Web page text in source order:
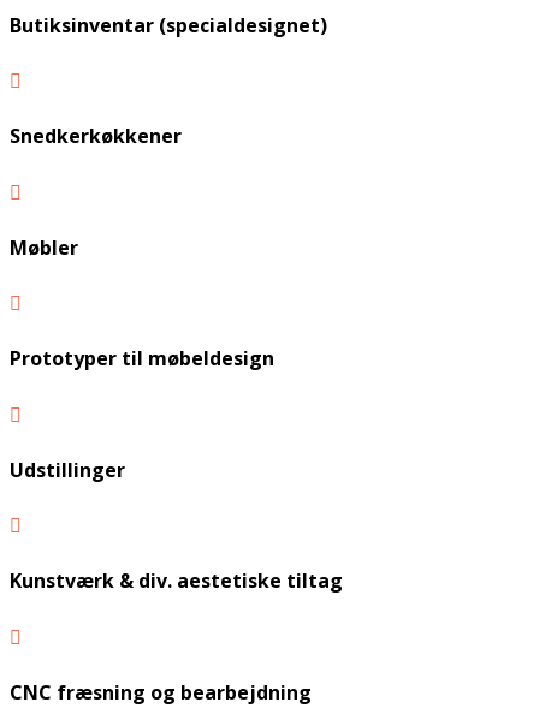
Butiksinventar (specialdesignet)

Snedkerkøkkener

Møbler

Prototyper til møbeldesign

Udstillinger

Kunstværk & div. aestetiske tiltag

CNC fræsning og bearbejdning